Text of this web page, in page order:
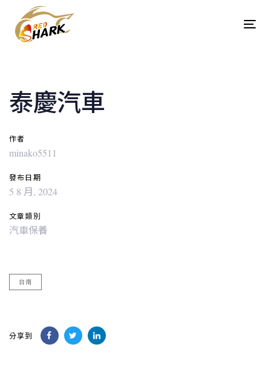
links
content
泰慶汽車
作者
minako5511
發布日期
5 8 月, 2024
文章類別
汽車保養
台南
分享到
navigation